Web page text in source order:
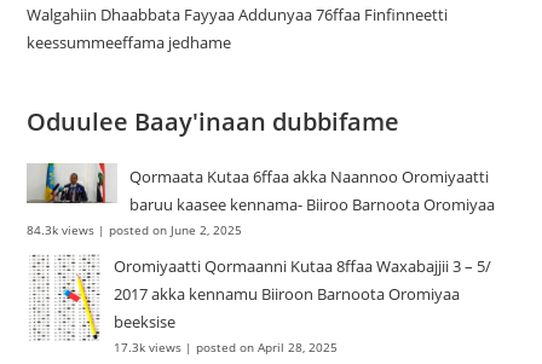
Walgahiin Dhaabbata Fayyaa Addunyaa 76ffaa Finfinneetti
keessummeeffama jedhame
Oduulee Baay'inaan dubbifame
Qormaata Kutaa 6ffaa akka Naannoo Oromiyaatti
baruu kaasee kennama- Biiroo Barnoota Oromiyaa
84.3k views |posted on June 2, 2025
Oromiyaatti Qormaanni Kutaa 8ffaa Waxabajjii 3 – 5/
2017 akka kennamu Biiroon Barnoota Oromiyaa
beeksise
17.3k views |posted on April 28, 2025